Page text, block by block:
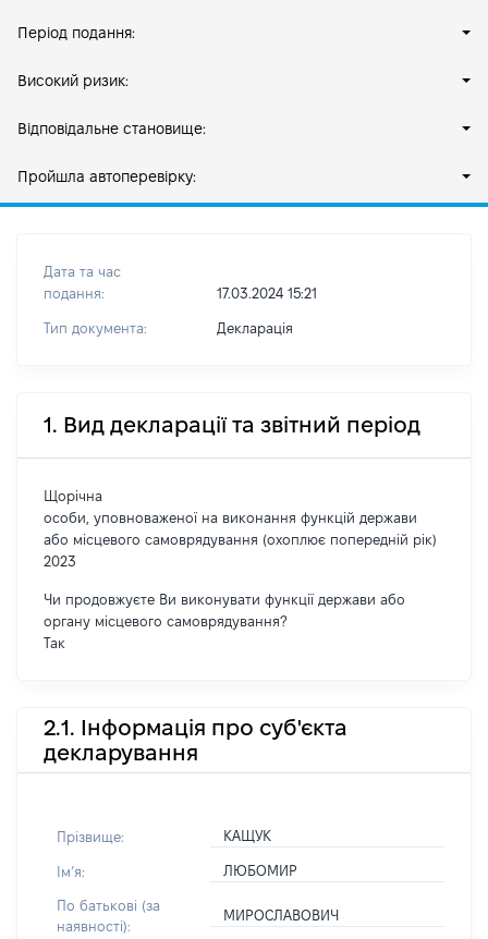
Період подання:
Високий ризик:
Відповідальне становище:
Пройшла автоперевірку:
Дата та час
подання:
17.03.2024 15:21
Тип документа: Декларація
1. Вид декларації та звітний період
Щорічна
особи, уповноваженої на виконання функцій держави
або місцевого самоврядування (охоплює попередній рік)
2023
Чи продовжуєте Ви виконувати функції держави або
органу місцевого самоврядування?
Так
2.1. Інформація про суб'єкта
декларування
Прізвище: КАЩУК
Імʼя: ЛЮБОМИР
По батькові (за
наявності):
МИРОСЛАВОВИЧ